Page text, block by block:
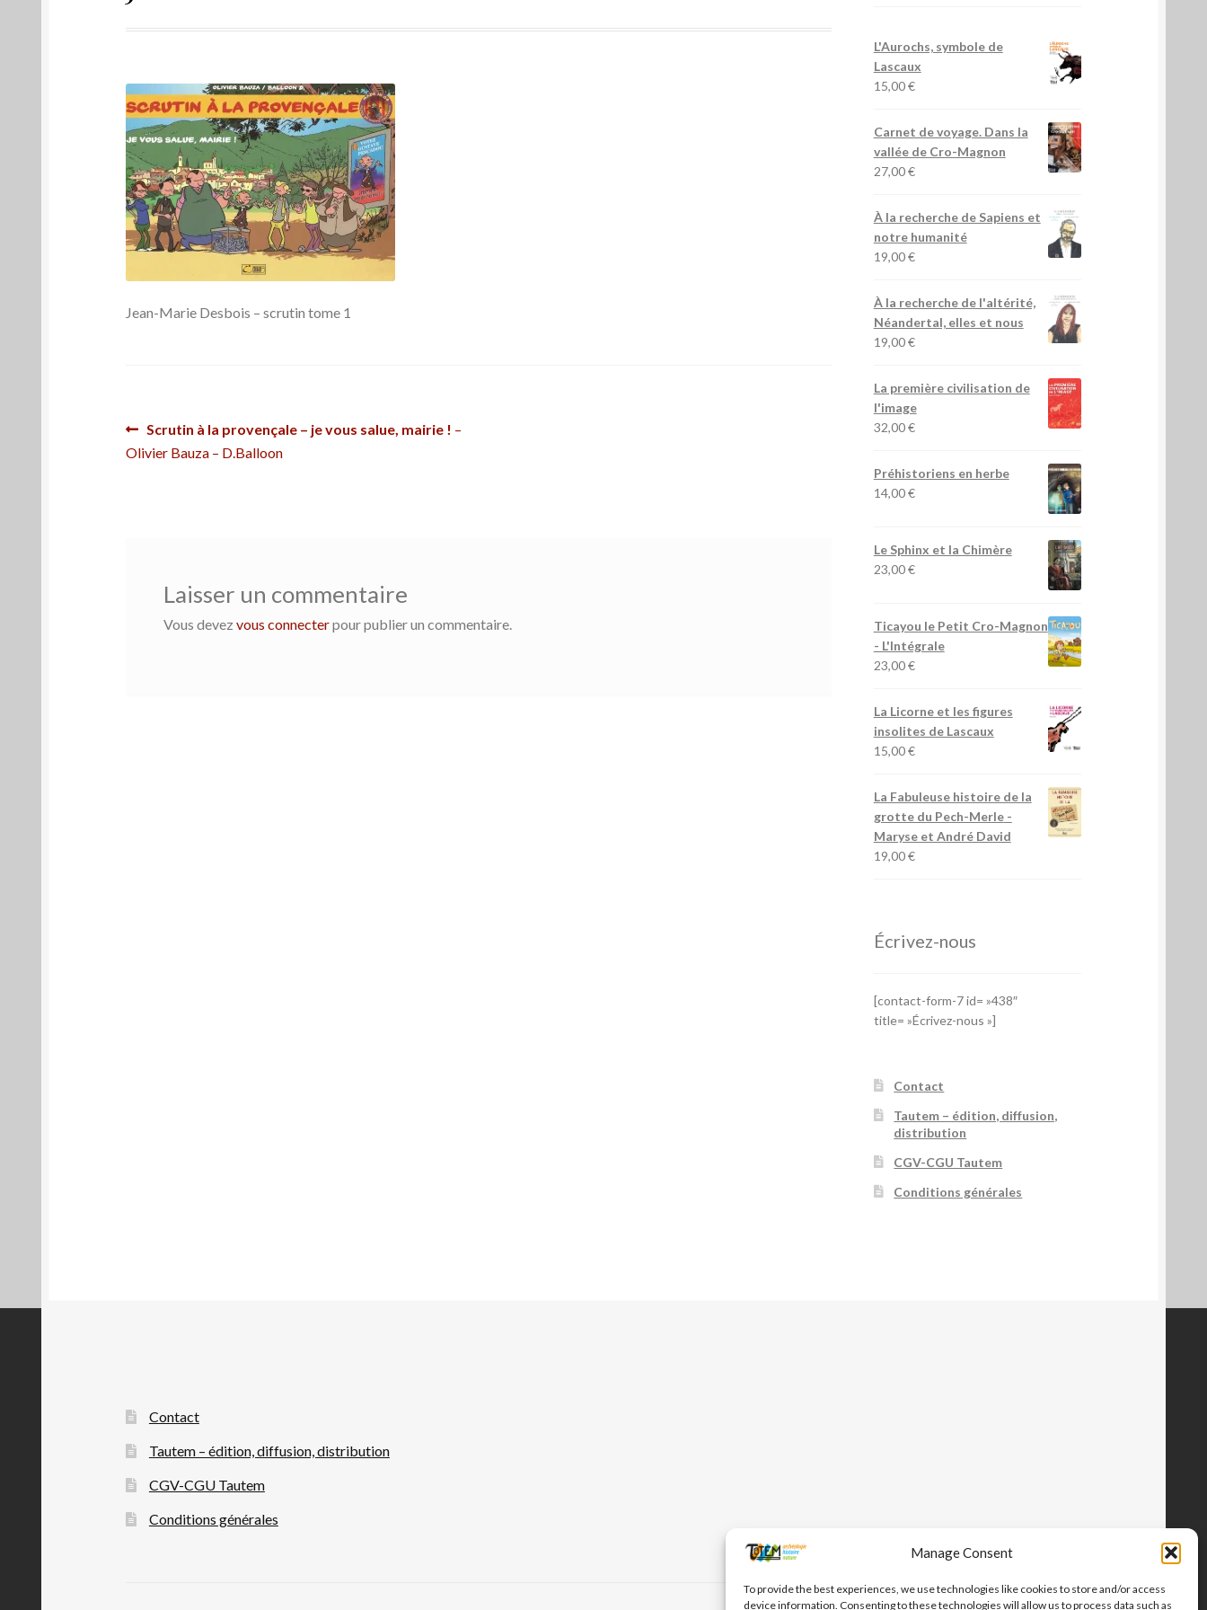
Manage Consent
To provide the best experiences, we use technologies like cookies to store and/or access
device information. Consenting to these technologies will allow us to process data such as
Jean-Marie Desbois – scrutin tome 1
Navigation
de
Article
précédent :
Scrutin à la provençale – je vous salue, mairie ! –
Olivier Bauza – D.Balloon
Laisser un commentaire
Vous devez vous connecterpour publier un commentaire.
L'Aurochs, symbole de
Lascaux
15,00€
Carnet de voyage. Dans la
vallée de Cro-Magnon
27,00€
À la recherche de Sapiens et
notre humanité
19,00€
À la recherche de l'altérité,
Néandertal, elles et nous
19,00€
La première civilisation de
l'image
32,00€
Préhistoriens en herbe
14,00€
Le Sphinx et la Chimère
23,00€
Ticayou le Petit Cro-Magnon
- L'Intégrale
23,00€
La Licorne et les figures
insolites de Lascaux
15,00€
La Fabuleuse histoire de la
grotte du Pech-Merle-
Maryse et André David
19,00€
Écrivez-nous
[contact-form-7 id= »438″
title= »Écrivez-nous »]
Contact
Tautem – édition, diffusion,
distribution
CGV-CGU Tautem
Conditions générales
Contact
Tautem – édition, diffusion, distribution
CGV-CGU Tautem
Conditions générales